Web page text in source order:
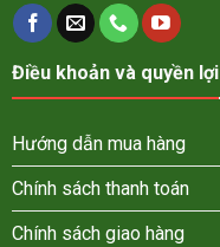
Điều khoản và quyền lợi
Hướng dẫn mua hàng
Chính sách thanh toán
Chính sách giao hàng